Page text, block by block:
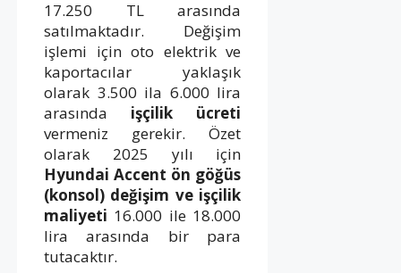
17.250 TL arasında
satılmaktadır. Değişim
işlemi için oto elektrik ve
kaportacılar yaklaşık
olarak 3.500 ila 6.000 lira
arasında işçilik ücreti
vermeniz gerekir. Özet
olarak 2025 yılı için
Hyundai Accent ön göğüs
(konsol) değişim ve işçilik
maliyeti 16.000 ile 18.000
lira arasında bir para
tutacaktır.